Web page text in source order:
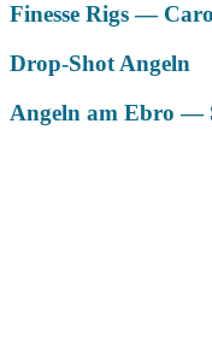
Finesse Rigs —
Drop-Shot Angeln
Angeln am Ebro —